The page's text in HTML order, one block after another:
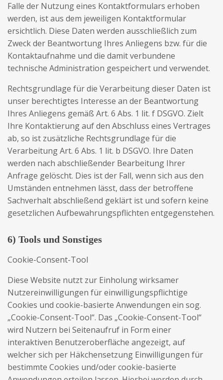
Falle der Nutzung eines Kontaktformulars erhoben
werden, ist aus dem jeweiligen Kontaktformular
ersichtlich. Diese Daten werden ausschließlich zum
Zweck der Beantwortung Ihres Anliegens bzw. für die
Kontaktaufnahme und die damit verbundene
technische Administration gespeichert und verwendet.
Rechtsgrundlage für die Verarbeitung dieser Daten ist
unser berechtigtes Interesse an der Beantwortung
Ihres Anliegens gemäß Art. 6 Abs. 1 lit. f DSGVO. Zielt
Ihre Kontaktierung auf den Abschluss eines Vertrages
ab, so ist zusätzliche Rechtsgrundlage für die
Verarbeitung Art. 6 Abs. 1 lit. b DSGVO. Ihre Daten
werden nach abschließender Bearbeitung Ihrer
Anfrage gelöscht. Dies ist der Fall, wenn sich aus den
Umständen entnehmen lässt, dass der betroffene
Sachverhalt abschließend geklärt ist und sofern keine
gesetzlichen Aufbewahrungspflichten entgegenstehen.
6) Tools und Sonstiges
Cookie-Consent-Tool
Diese Website nutzt zur Einholung wirksamer
Nutzereinwilligungen für einwilligungspflichtige
Cookies und cookie-basierte Anwendungen ein sog.
„Cookie-Consent-Tool“. Das „Cookie-Consent-Tool“
wird Nutzern bei Seitenaufruf in Form einer
interaktiven Benutzeroberfläche angezeigt, auf
welcher sich per Häkchensetzung Einwilligungen für
bestimmte Cookies und/oder cookie-basierte